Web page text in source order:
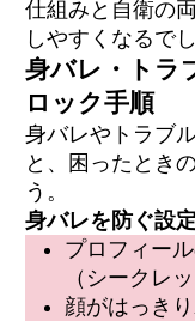
仕組みと自衛の
しやすくなるでし
身バレ・トラ
ロック手順
身バレやトラブ
と、困ったとき
う。
身バレを防ぐ設定
プロフィー
（シークレ
顔がはっき